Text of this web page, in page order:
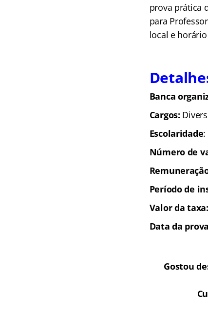
prova prática
para
local e
Banca
Cargos:
Escolaridade
Número de
Período de
Valor da taxa:
Data da
Gostou